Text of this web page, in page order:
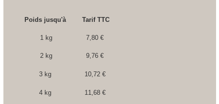
Poids jusqu'à Tarif TTC
1 kg 7,80 €
2 kg 9,76 €
3 kg 10,72 €
4 kg 11,68 €